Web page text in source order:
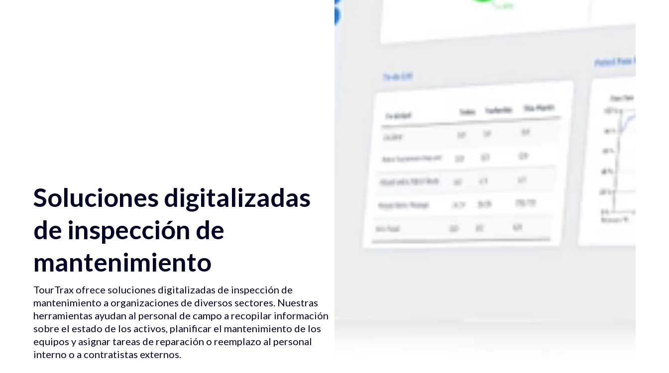
Soluciones digitalizadas
de inspección de
mantenimiento
TourTrax ofrece soluciones digitalizadas de inspección de
mantenimiento a organizaciones de diversos sectores. Nuestras
herramientas ayudan al personal de campo a recopilar información
sobre el estado de los activos, planificar el mantenimiento de los
equipos y asignar tareas de reparación o reemplazo al personal
interno o a contratistas externos.